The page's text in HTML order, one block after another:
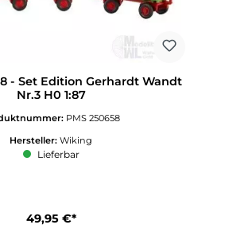
- Set Edition Gerhardt Wandt
Nr.3 H0 1:87
PMS 250658
Hersteller: Wiking
Lieferbar
49,95 €*